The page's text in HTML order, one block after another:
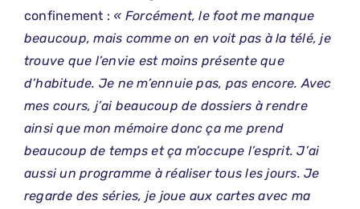
confinement : « Forcément, le foot me manque
beaucoup, mais comme on en voit pas à la télé, je
trouve que l’envie est moins présente que
d’habitude. Je ne m’ennuie pas, pas encore. Avec
mes cours, j’ai beaucoup de dossiers à rendre
ainsi que mon mémoire donc ça me prend
beaucoup de temps et ça m’occupe l’esprit. J’ai
aussi un programme à réaliser tous les jours. Je
regarde des séries, je joue aux cartes avec ma